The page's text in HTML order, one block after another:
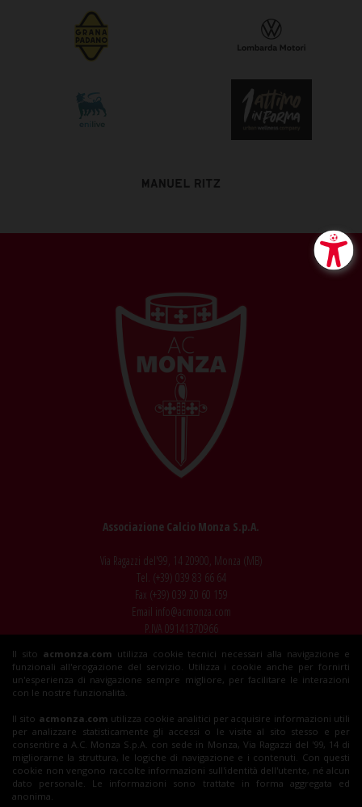
Associazione Calcio Monza S.p.A.
Via Ragazzi del'99, 14 20900, Monza (MB)
Tel. (+39) 039 83 66 64
Fax (+39) 039 20 60 159
Email info@acmonza.com
P.IVA 09141370966
© 2026 AC Monza
All rights reserved
Insieme al Monza
Biglietti
Il sito acmonza.com utilizza cookie tecnici necessari alla navigazione e
funzionali all'erogazione del servizio. Utilizza i cookie anche per fornirti
un'esperienza di navigazione sempre migliore, per facilitare le interazioni
con le nostre funzionalità.
Il sito acmonza.com utilizza cookie analitici per acquisire informazioni utili
per analizzare statisticamente gli accessi o le visite al sito stesso e per
consentire a A.C. Monza S.p.A. con sede in Monza, Via Ragazzi del '99, 14 di
migliorarne la struttura, le logiche di navigazione e i contenuti. Con questi
cookie non vengono raccolte informazioni sull'identità dell'utente, né alcun
dato personale. Le informazioni sono trattate in forma aggregata ed
anonima.